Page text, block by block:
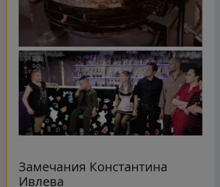
Замечания Константина
Ивлева